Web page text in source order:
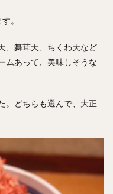
。
、舞茸天、ちくわ天など
ムあって、美味しそうな
。どちらも選んで、大正